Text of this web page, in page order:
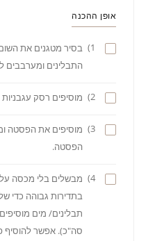
אופן ההכנה
1)
בסיר מטגנים את
התבלינים ומערבבים
2) מוסיפים רסק
3)
מוסיפים את הפסטה
הפסטה.
4)
מבשלים בלי מכסה
בתדירות גבוהה כדי
סה"כ). אפשר להוסיף